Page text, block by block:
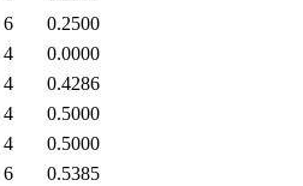
6
0.2500
4
0.0000
4
0.4286
4
0.5000
4
0.5000
6
0.5385